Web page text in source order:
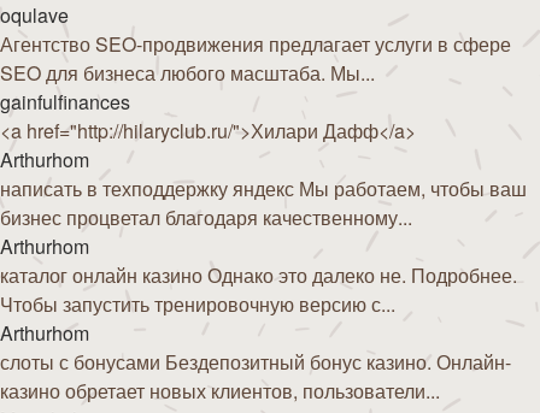
oqulave
Агентство SEO-продвижения предлагает услуги в сфере
SEO для бизнеса любого масштаба. Мы...
gainfulfinances
<a href="http://hilaryclub.ru/">Хилари Дафф</a>
Arthurhom
написать в техподдержку яндекс Мы работаем, чтобы ваш
бизнес процветал благодаря качественному...
Arthurhom
каталог онлайн казино Однако это далеко не. Подробнее.
Чтобы запустить тренировочную версию с...
Arthurhom
слоты с бонусами Бездепозитный бонус казино. Онлайн-
казино обретает новых клиентов, пользователи...